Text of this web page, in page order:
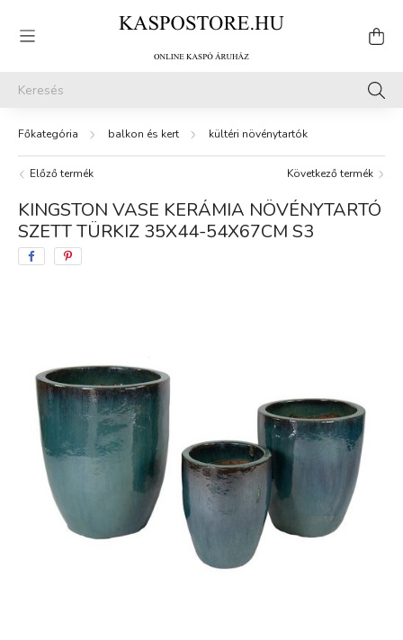
balkon és kert kültéri növénytartók
Előző termék Következő termék
KINGSTON VASE KERÁMIA NÖVÉNYTARTÓ
SZETT TÜRKIZ 35X44-54X67CM S3